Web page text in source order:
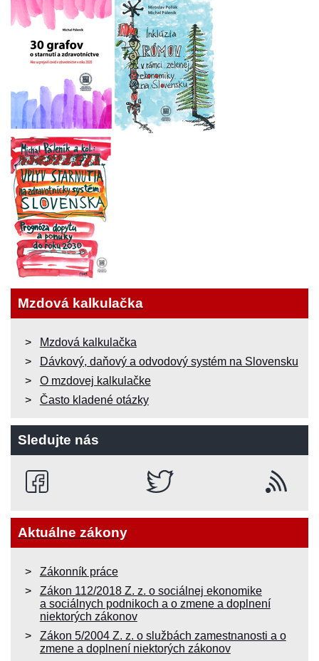
Mzdová kalkulačka
Mzdová kalkulačka
Dávkový, daňový a odvodový systém na Slovensku
O mzdovej kalkulačke
Často kladené otázky
Sledujte nás
Aktuálne zákony
Zákonník práce
Zákon 112/2018 Z. z. o sociálnej ekonomike
a sociálnych podnikoch a o zmene a doplnení
niektorých zákonov
Zákon 5/2004 Z. z. o službách zamestnanosti a o
zmene a doplnení niektorých zákonov